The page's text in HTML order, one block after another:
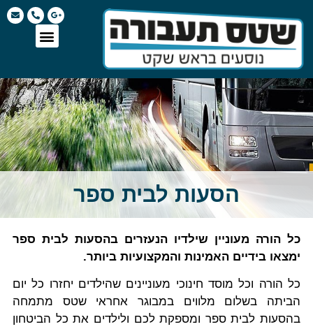
הסעות לבית ספר
כל הורה מעוניין שילדיו הנעזרים בהסעות לבית ספר
ימצאו בידיים האמינות והמקצועיות ביותר.
כל הורה וכל מוסד חינוכי מעוניינים שהילדים יחזרו כל יום
הביתה בשלום מלווים במבוגר אחראי שטס מתמחה
בהסעות לבית ספר ומספקת לכם ולילדים את כל הביטחון